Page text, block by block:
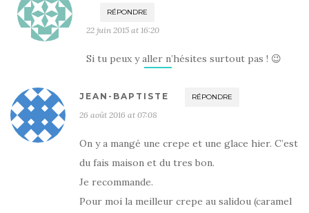
RÉPONDRE
22 juin 2015 at 16:20
Si tu peux y aller n’hésites surtout pas ! 😉
JEAN-BAPTISTE RÉPONDRE
26 août 2016 at 07:08
On y a mangé une crepe et une glace hier. C’est
du fais maison et du tres bon.
Je recommande.
Pour moi la meilleur crepe au salidou (caramel